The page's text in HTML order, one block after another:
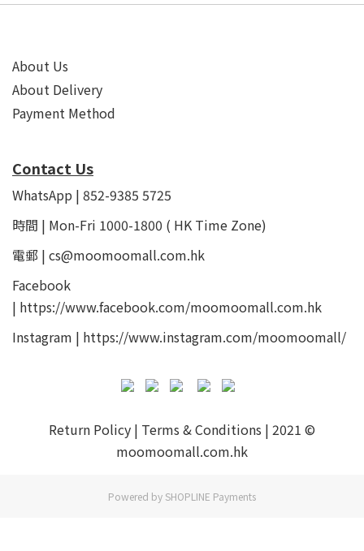
About Us
About Delivery
Payment Method
Contact Us
WhatsApp | 852-9385 5725
時間 | Mon-Fri 1000-1800 ( HK Time Zone)
電郵 | cs@moomoomall.com.hk
Facebook
| https://www.facebook.com/moomoomall.com.hk
Instagram | https://www.instagram.com/moomoomall/
Return Policy | Terms & Conditions | 2021 ©
moomoomall.com.hk
Powered by SHOPLINE Payments